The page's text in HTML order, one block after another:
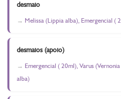
desmaio
Melissa (Lippia alba), Emergencial (
desmaios (apoio)
Emergencial ( 20ml), Varus
alba)